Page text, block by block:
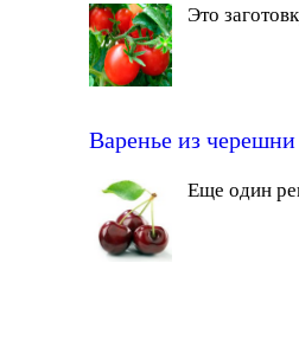
Это
Варенье из
Еще один